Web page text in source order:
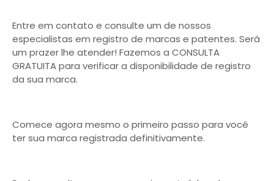
Entre em contato e consulte um de nossos
especialistas em registro de marcas e patentes. Será
um prazer lhe atender! Fazemos a CONSULTA
GRATUITA para verificar a disponibilidade de registro
da sua marca.
Comece agora mesmo o primeiro passo para você
ter sua marca registrada definitivamente.